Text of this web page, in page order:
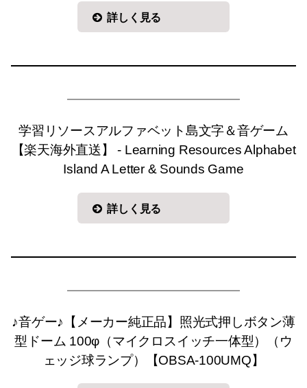
詳しく見る
学習リソースアルファベット島文字＆音ゲーム
【楽天海外直送】 - Learning Resources Alphabet
Island A Letter & Sounds Game
詳しく見る
♪音ゲー♪【メーカー純正品】照光式押しボタン薄
型ドーム 100φ（マイクロスイッチ一体型）（ウ
ェッジ球ランプ）【OBSA-100UMQ】